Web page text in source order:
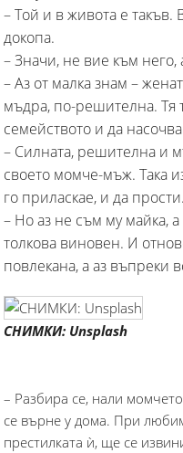
– Той и в живота е такъв.
докопа.
– Значи, не вие към него,
– Аз от малка знам –
мъдра, по-решителна. Тя
семейството и да
– Силната, решителна и
своето момче-мъж. Така
го приласкае, и да
– Но аз не съм му майка,
толкова виновен. И
повлекана, а аз въпреки
СНИМКИ: Unsplash
– Разбира се, нали
се върне у дома. При
престилката ѝ, ще се